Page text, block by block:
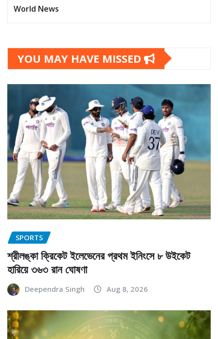
World News
YOU MAY HAVE MISSED
SPORTS
শ্রীলঙ্কা ক্রিকেট ইলেভেনের প্রথম ইনিংসে ৮ উইকেট
হারিয়ে ৩৬৩ রান ঘোষণা
Deependra Singh Aug 8, 2026